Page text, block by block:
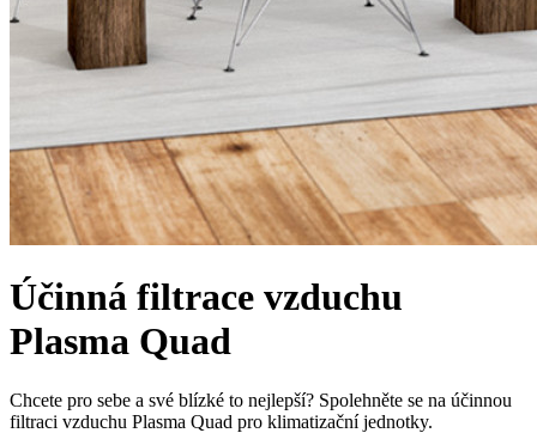
Účinná filtrace vzduchu
Plasma Quad
Chcete pro sebe a své blízké to nejlepší? Spolehněte se na účinnou
filtraci vzduchu Plasma Quad pro klimatizační jednotky.